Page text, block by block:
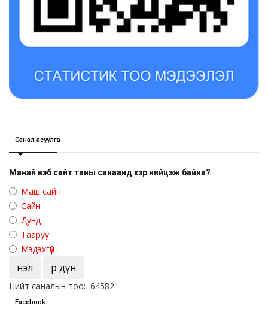
Санал асуулга
Манай вэб сайт таны санаанд хэр нийцэж байна?
Маш сайн
Сайн
Дунд
Тааруу
Мэдэхгүй
Үнэл Үр дүн
Нийт саналын тоо: 64582
Facebook